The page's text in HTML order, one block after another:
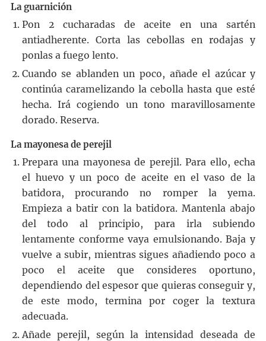
La guarnición
Pon 2 cucharadas de aceite en una sartén
antiadherente. Corta las cebollas en rodajas y
ponlas a fuego lento.
Cuando se ablanden un poco, añade el azúcar y
continúa caramelizando la cebolla hasta que esté
hecha. Irá cogiendo un tono maravillosamente
dorado. Reserva.
La mayonesa de perejil
Prepara una mayonesa de perejil. Para ello, echa
el huevo y un poco de aceite en el vaso de la
batidora, procurando no romper la yema.
Empieza a batir con la batidora. Mantenla abajo
del todo al principio, para irla subiendo
lentamente conforme vaya emulsionando. Baja y
vuelve a subir, mientras sigues añadiendo poco a
poco el aceite que consideres oportuno,
dependiendo del espesor que quieras conseguir y,
de este modo, termina por coger la textura
adecuada.
Añade perejil, según la intensidad deseada de